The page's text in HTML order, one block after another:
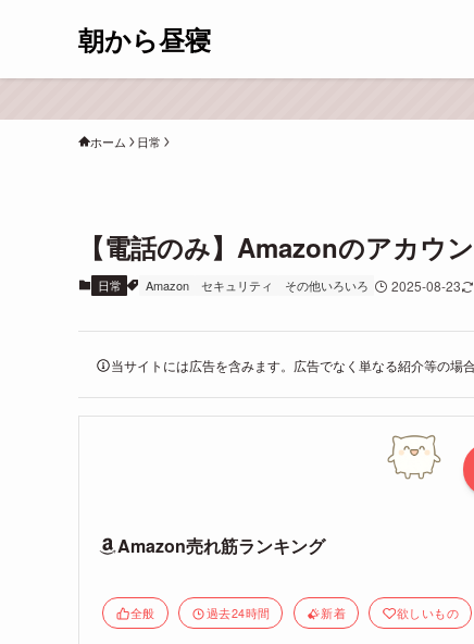
朝から昼寝
ホーム 日常
【電話のみ】Amazonのアカウ
日常 Amazon セキュリティ その他いろいろ 2025-08-23
当サイトには広告を含みます。広告でなく単なる紹介等の場合
Amazon売れ筋ランキング
全般 過去24時間 新着 欲しいもの